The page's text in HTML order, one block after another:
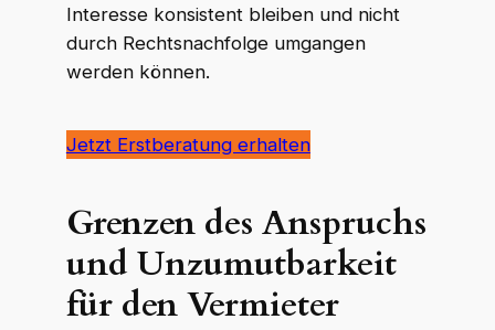
Interesse konsistent bleiben und nicht
durch Rechtsnachfolge umgangen
werden können.
Jetzt Erstberatung erhalten
Grenzen des Anspruchs
und Unzumutbarkeit
für den Vermieter